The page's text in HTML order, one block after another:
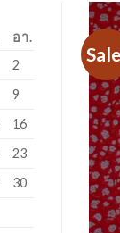
อา.
2
9
16
23
30